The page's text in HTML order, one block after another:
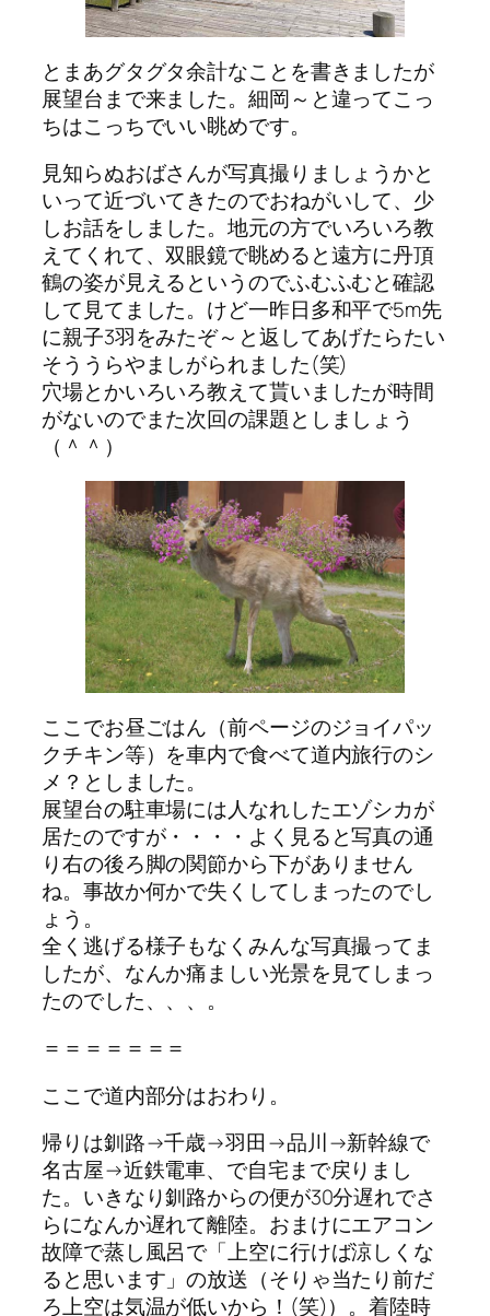
とまあグタグタ余計なことを書きましたが
展望台まで来ました。細岡～と違ってこっ
ちはこっちでいい眺めです。
見知らぬおばさんが写真撮りましょうかと
いって近づいてきたのでおねがいして、少
しお話をしました。地元の方でいろいろ教
えてくれて、双眼鏡で眺めると遠方に丹頂
鶴の姿が見えるというのでふむふむと確認
して見てました。けど一昨日多和平で5m先
に親子3羽をみたぞ～と返してあげたらたい
そううらやましがられました(笑)
穴場とかいろいろ教えて貰いましたが時間
がないのでまた次回の課題としましょう
（＾＾）
ここでお昼ごはん（前ページのジョイパッ
クチキン等）を車内で食べて道内旅行のシ
メ？としました。
展望台の駐車場には人なれしたエゾシカが
居たのですが・・・・よく見ると写真の通
り右の後ろ脚の関節から下がありません
ね。事故か何かで失くしてしまったのでし
ょう。
全く逃げる様子もなくみんな写真撮ってま
したが、なんか痛ましい光景を見てしまっ
たのでした、、、。
＝＝＝＝＝＝＝
ここで道内部分はおわり。
帰りは釧路→千歳→羽田→品川→新幹線で
名古屋→近鉄電車、で自宅まで戻りまし
た。いきなり釧路からの便が30分遅れでさ
らになんか遅れて離陸。おまけにエアコン
故障で蒸し風呂で「上空に行けば涼しくな
ると思います」の放送（そりゃ当たり前だ
ろ上空は気温が低いから！(笑)）。着陸時